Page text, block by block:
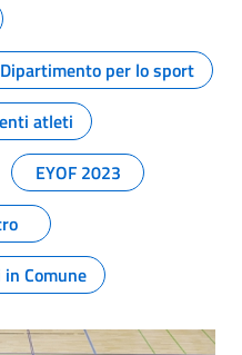
Dipartimento per lo sport
atleti
EYOF 2023
in Comune